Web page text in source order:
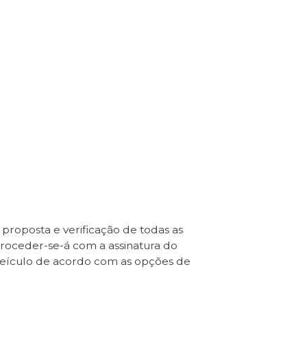
e verificação de todas as
se-á com a assinatura do
de acordo com as opções de